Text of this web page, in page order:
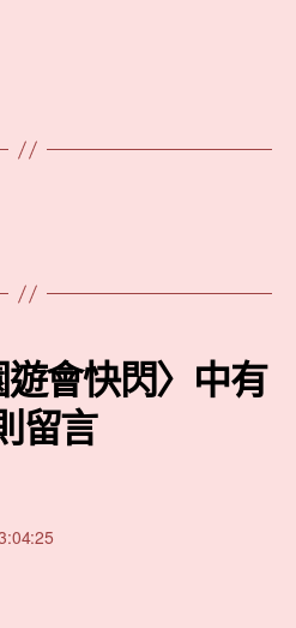
會快閃〉中有
留言